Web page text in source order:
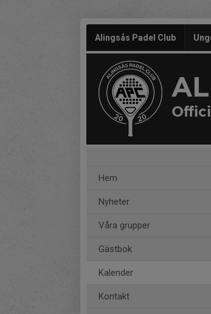
Alingsås Padel Club
Hem
Nyheter
Våra grupper
Gästbok
Kalender
Kontakt